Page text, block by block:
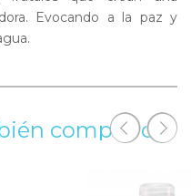
Evocando a la paz y
compraron